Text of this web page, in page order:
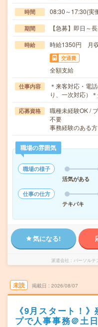
時間 08:30～17:30(実
期間 【急募】即日～
時給 時給1350円 月
交通費
全額支給
仕事内容
＊来客対応・電
り、一次対応）
応募資格
職種未経験OK /
不要
事務経験のある方
職場の雰囲気
職場の様子
活気がある
仕事の仕方
テキパキ
気になる!
派遣会社 パーソル
未読 掲載日 2026/08/07
《9月スタート！
プで人事事務＠土